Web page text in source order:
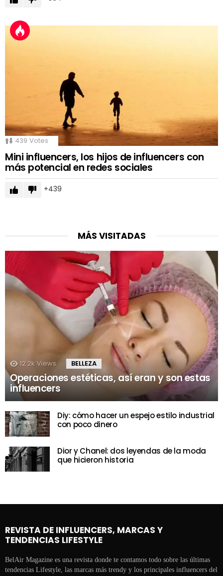
439 Votes
Mini influencers, los hijos de influencers con
más potencial en redes sociales
439
MÁS VISITADAS
12.2k Views BELLEZA
Operaciones estéticas, así eran y son estas
influencers
Diy: cómo hacer un espejo estilo industrial
con poco dinero
Dior y Chanel: dos leyendas de la moda
que hicieron historia
REVISTA DE INFLUENCERS, MARCAS Y
TENDENCIAS LIFESTYLE
BelAir Magazine es una revista donde te contamos todo sobre las últimas
tendencias Lifestyle, las marcas más trendy y los principales influencers del